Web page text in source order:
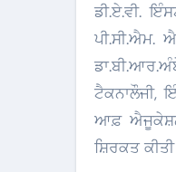
ਡੀ.ਏ.ਵੀ.
ਪੀ.ਸੀ.ਐਮ.
ਟੈਕਨਾਲੌਜੀ,
ਆਫ਼
ਸ਼ਿਰਕਤ